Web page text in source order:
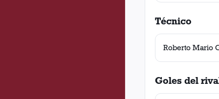
Técnico
Roberto Mario
Goles del